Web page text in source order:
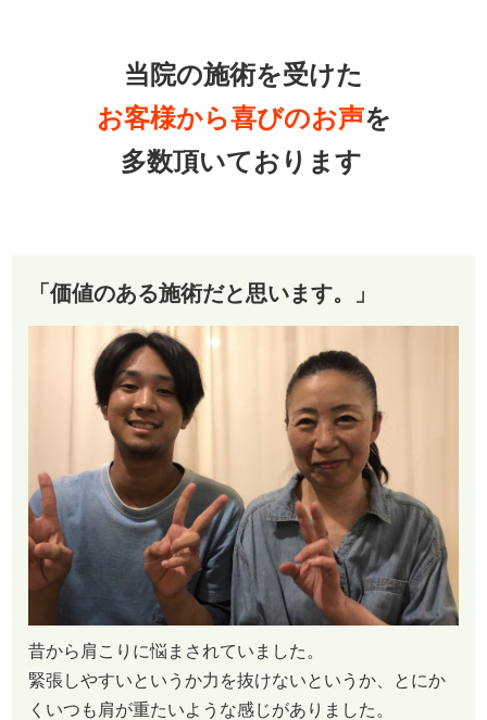
当院の施術を受けた
お客様から喜びのお声を
多数頂いております
「価値のある施術だと思います。」
昔から肩こりに悩まされていました。
緊張しやすいというか力を抜けないというか、とにか
くいつも肩が重たいような感じがありました。